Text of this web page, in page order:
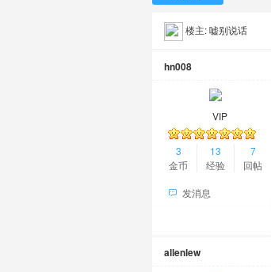
楼主:嘘别说话
hn008
VIP
3
金币
13
经验
7
回帖
发消息
allenlew